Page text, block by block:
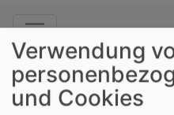
Startseite Gottesdienst
Verwendung
und Cookies